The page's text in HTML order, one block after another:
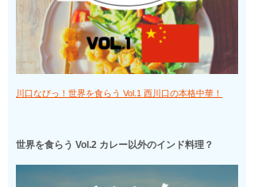
川口なびっ！世界を食らう Vol.1 西川口の本格中華！
世界を食らう Vol.2 カレー以外のインド料理？